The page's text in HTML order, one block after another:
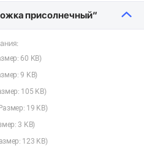
присолнечный”
60 KB)
9 KB)
105 KB)
19 KB)
3 KB)
123 KB)